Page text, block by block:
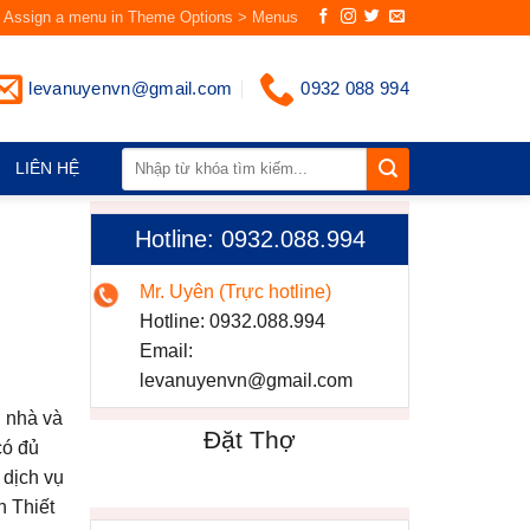
Assign a menu in Theme Options > Menus
levanuyenvn@gmail.com 0932 088 994
LIÊN HỆ
nhà và
đủ
vụ
Thiết
Hotline: 0932.088.994
Mr. Uyên (Trực hotline)
Hotline: 0932.088.994
Email:
levanuyenvn@gmail.com
Đặt Thợ